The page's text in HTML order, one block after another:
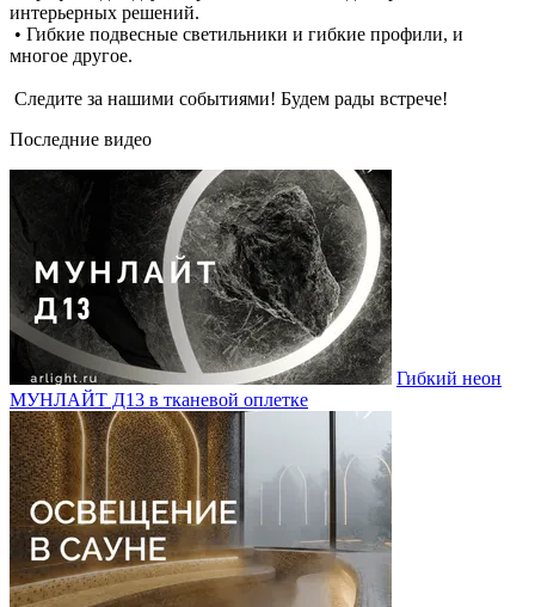
интерьерных решений.
• Гибкие подвесные светильники и гибкие профили, и
многое другое.
Следите за нашими событиями! Будем рады встрече!
Последние видео
Гибкий неон
МУНЛАЙТ Д13 в тканевой оплетке